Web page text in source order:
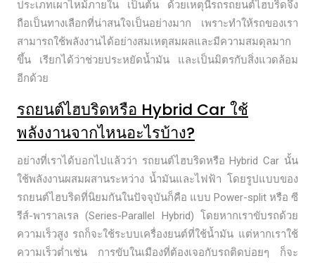
ประเภทเผาไหม้ภายใน เป็นต้น ด้วยเหตุนี้รถรถยนต์ไฮบริดจึง
ถือเป็นทางเลือกที่น่าสนใจเป็นอย่างมาก เพราะทำให้รถของเรา
สามารถใช้พลังงานได้อย่างสมเหตุสมผลและมีความสมดุลมาก
ขึ้น เรียกได้ว่าช่วยประหยัดน้ำมัน และเป็นมิตรกับสิ่งแวดล้อม
อีกด้วย
รถยนต์ไฮบริดหรือ Hybrid Car ใช้
พลังงานจากไหนอะไรบ้าง?
อย่างที่เราได้บอกไปแล้วว่า รถยนต์ไฮบริดหรือ Hybrid Car นั้น
ใช้พลังงานผสมผสานระหว่าง น้ำมันและไฟฟ้า โดยรูปแบบของ
รถยนต์ไฮบริดที่นิยมกันในปัจจุบันก็คือ แบบ Power-split หรือ ซี
รีส์-พาราลเรล (Series-Parallel Hybrid) โดยหากเราขับรถด้วย
ความเร็วสูง รถก็จะใช้ระบบเครื่องยนต์ที่ใช้น้ำมัน แต่หากเราใช้
ความเร็วต่ำเช่น การขับในเมืองที่ต้องเจอกับรถติดบ่อยๆ ก็จะ